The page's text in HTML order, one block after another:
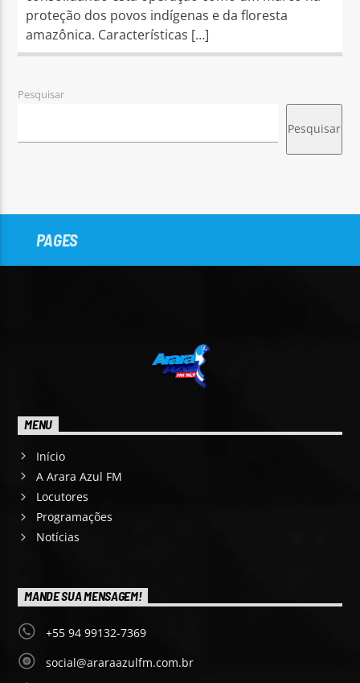
proteção dos povos indígenas e da floresta
amazônica. Características […]
Pesquisar
Pesquisar
PAGES
MENU
Início
A Arara Azul FM
Locutores
Programações
Notícias
MANDE SUA MENSAGEM!
+55 94 99132-7369
social@araraazulfm.com.br